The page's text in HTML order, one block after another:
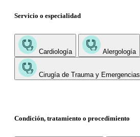
Servicio o especialidad
Cardiología Alergología
Cirugía de Trauma y Emergencias
Condición, tratamiento o procedimiento